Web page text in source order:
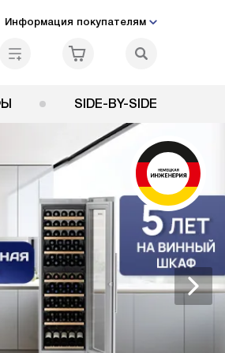
Информация покупателям
SIDE-BY-SIDE